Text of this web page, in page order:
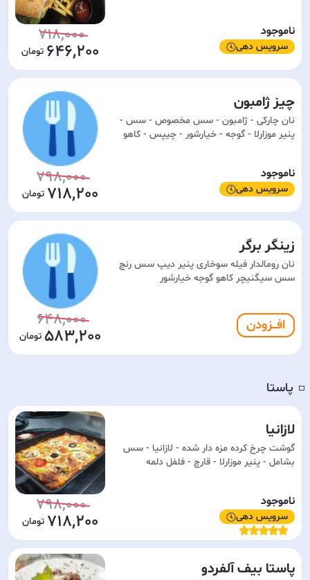
ناموجود
سرویس دهی
718,000
646,200
چیز ژامبون
نان چارکی - ژامبون - سس مخصوص - سس -
پنیر موزارلا - گوجه - خیارشور - چیپس - کاهو
ناموجود
سرویس دهی
798,000
718,200
زینگر برگر
نان رومالدار فیله سوخاری پنیر دیپ سس رنچ
سس سیگنیچر کاهو گوجه خیارشور
افـــزودن 648,000
583,200
◽️ پاستا
لازانیا
گوشت چرخ کرده مزه دار شده - لازانیا - سس
بشامل - پنیر موزارلا - قارچ - فلفل دلمه
ناموجود
سرویس دهی
798,000
718,200
پاستا بیف آلفردو